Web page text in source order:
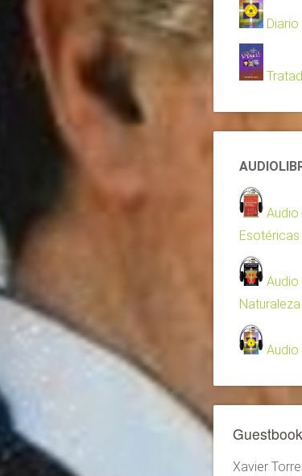
Audio
Esotéricas
Audio
Naturaleza
Guestbook
Xavier